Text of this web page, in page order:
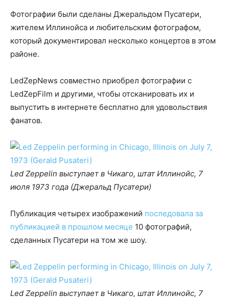
Фотографии были сделаны Джеральдом Пусатери,
жителем Иллинойса и любительским фотографом,
который документировал несколько концертов в этом
районе.
LedZepNews совместно приобрел фотографии с
LedZepFilm и другими, чтобы отсканировать их и
выпустить в интернете бесплатно для удовольствия
фанатов.
Led Zeppelin выступает в Чикаго, штат Иллинойс, 7
июля 1973 года (Джеральд Пусатери)
Публикация четырех изображений последовала за
публикацией в прошлом месяце 10 фотографий,
сделанных Пусатери на том же шоу.
Led Zeppelin выступает в Чикаго, штат Иллинойс, 7